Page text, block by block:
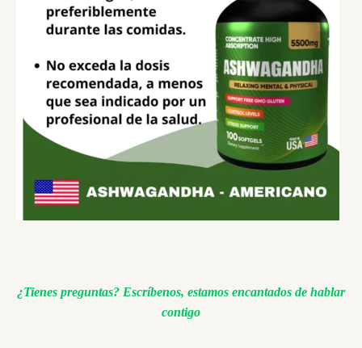
¿Tienes preguntas? Escríbenos, estamos encantados de hablar
contigo